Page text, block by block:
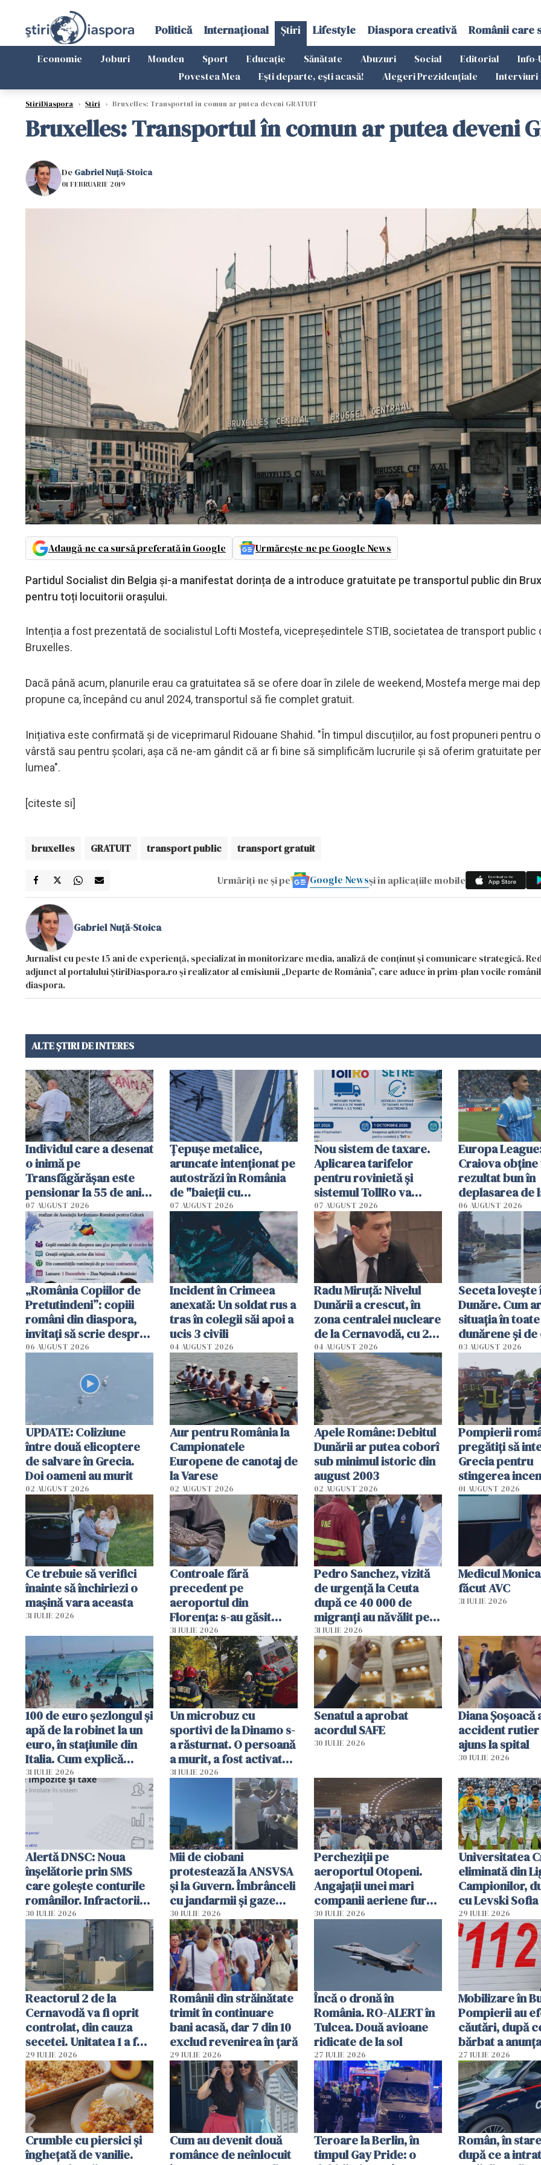
Politică Internațional Știri Lifestyle Diaspora creativă Românii care
Economie Joburi Monden Sport Educație Sănătate Abuzuri Social Editorial Info-
Povestea Mea
Ești departe, ești acasă! Alegeri Prezidențiale Interviuri
StiriDiaspora › Știri › Bruxelles: Transportul în comun ar putea deveni GRATUIT
Bruxelles: Transportul în comun ar putea deveni
De Gabriel Nuță-Stoica
01 FEBRUARIE 2019
Adaugă-ne ca sursă preferată în Google Urmărește-ne pe Google News
Partidul Socialist din Belgia și-a manifestat dorința de a introduce gratuitate pe transportul public din
pentru toți locuitorii orașului.
Intenția a fost prezentată de socialistul Lofti Mostefa, vicepreședintele STIB, societatea de transport public
Bruxelles.
Dacă până acum, planurile erau ca gratuitatea să se ofere doar în zilele de weekend, Mostefa merge mai
propune ca, începând cu anul 2024, transportul să fie complet gratuit.
Inițiativa este confirmată și de viceprimarul Ridouane Shahid. "În timpul discuțiilor, au fost propuneri pentru
vârstă sau pentru școlari, așa că ne-am gândit că ar fi bine să simplificăm lucrurile și să oferim gratuitate
lumea".
[citeste si]
bruxelles GRATUIT transport public transport gratuit
Urmăriți-ne și pe Google Newsși în aplicațiile mobile
Gabriel Nuță-Stoica
Jurnalist cu peste 15 ani de experiență, specializat în monitorizare media, analiză de conținut și comunicare strategică.
adjunct al portalului ȘtiriDiaspora.ro și realizator al emisiunii „Departe de România”, care aduce în prim-plan vocile
diaspora.
ALTE ȘTIRI DE INTERES
Individul care a desenat
o inimă pe
Transfăgărășan este
pensionar la 55 de ani.
Poliția l-a identificat
07 AUGUST 2026
Țepușe metalice,
aruncate intenționat pe
autostrăzi în România
de "baieții cu
platforme": "Mi-au
cerut 1200 lei să mă
tracteze"
07 AUGUST 2026
Nou sistem de taxare.
Aplicarea tarifelor
pentru rovinietă şi
sistemul TollRo va
începe la 1 octombrie
07 AUGUST 2026
Europa
Craiova obține
rezultat bun în
deplasarea de
06 AUGUST 2026
„România Copiilor de
Pretutindeni”: copiii
români din diaspora,
invitați să scrie despre
România într-un volum
06 AUGUST 2026
Incident în Crimeea
anexată: Un soldat rus a
tras în colegii săi apoi a
ucis 3 civili
04 AUGUST 2026
Radu Miruţă: Nivelul
Dunării a crescut, în
zona centralei nucleare
de la Cernavodă, cu 2
cm faţă de ziua trecută
04 AUGUST 2026
Seceta
Dunăre. Cum
situația în
dunărene și de
România
efectele, deși a
în iulie
03 AUGUST 2026
UPDATE: Coliziune
între două elicoptere
de salvare în Grecia.
Doi oameni au murit
02 AUGUST 2026
Aur pentru România la
Campionatele
Europene de canotaj de
la Varese
02 AUGUST 2026
Apele Române: Debitul
Dunării ar putea coborî
sub minimul istoric din
august 2003
02 AUGUST 2026
Pompierii
pregătiţi să
Grecia pentru
stingerea
01 AUGUST 2026
Ce trebuie să verifici
înainte să închiriezi o
mașină vara aceasta
31 IULIE 2026
Controale fără
precedent pe
aeroportul din
Florența: s-au găsit
capete de aligator și o
sumă imensă de bani
31 IULIE 2026
Pedro Sanchez, vizită
de urgență la Ceuta
după ce 40 000 de
migranți au năvălit pe
teritoriul spaniol: „Vom
mobiliza toate
resursele"
31 IULIE 2026
Medicul
făcut AVC
31 IULIE 2026
100 de euro șezlongul și
apă de la robinet la un
euro, în stațiunile din
Italia. Cum explică
autoritățile
31 IULIE 2026
Un microbuz cu
sportivi de la Dinamo s-
a răsturnat. O persoană
a murit, a fost activat
planul roșu de
31 IULIE 2026
Senatul a aprobat
acordul SAFE
30 IULIE 2026
Diana Șoșoacă
accident rutier
ajuns la spital
30 IULIE 2026
Alertă DNSC: Noua
înșelătorie prin SMS
care golește conturile
românilor. Infractorii
folosesc numele
Ghișeul.ro și al Poliției
Române
30 IULIE 2026
Mii de ciobani
protestează la ANSVSA
și la Guvern. Îmbrânceli
cu jandarmii și gaze
lacrimogene
30 IULIE 2026
Percheziții pe
aeroportul Otopeni.
Angajații unei mari
companii aeriene furau
parfumuri, ceasuri și
vânzării
30 IULIE 2026
Universitatea
eliminată din
Campionilor,
cu Levski Sofia
29 IULIE 2026
Reactorul 2 de la
Cernavodă va fi oprit
controlat, din cauza
secetei. Unitatea 1 a fost
deja oprită
29 IULIE 2026
Românii din străinătate
trimit în continuare
bani acasă, dar 7 din 10
exclud revenirea în țară
29 IULIE 2026
Încă o dronă în
România. RO-ALERT în
Tulcea. Două avioane
ridicate de la sol
27 IULIE 2026
Mobilizare în
Pompierii au
căutări, după
bărbat a
că a văzut un
luminos
27 IULIE 2026
Crumble cu piersici și
înghețată de vanilie.
Cum au devenit două
românce de neînlocuit
Teroare la Berlin, în
timpul Gay Pride: o
Român, în
după ce a